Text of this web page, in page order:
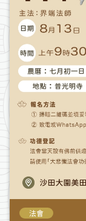
法會